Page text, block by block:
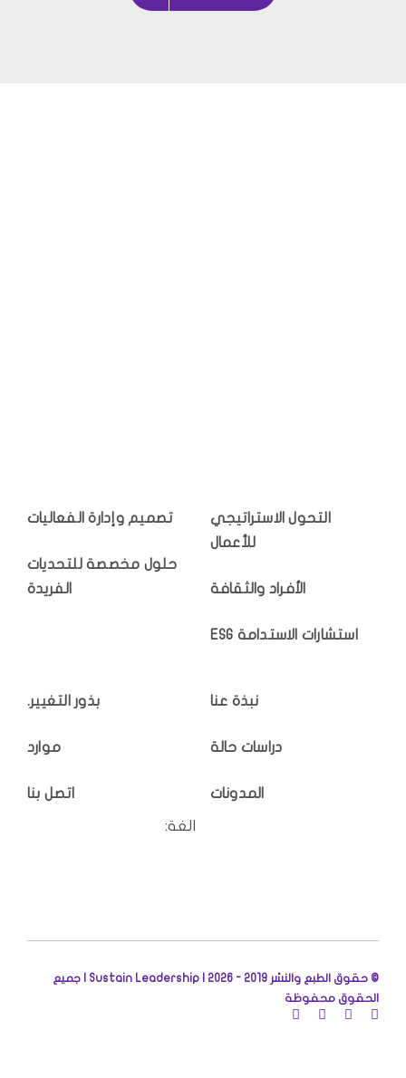
التحول الاستراتيجي
للأعمال
الأفراد والثقافة
استشارات الاستدامة ESG
تصميم وإدارة الفعاليات
حلول مخصصة للتحديات
الفريدة
نبذة عنا
دراسات حالة
المدونات
بذور التغيير.
موارد
اتصل بنا
الغة:
© حقوق الطبع والنشر 2019 - 2026 |
Sustain Leadership | جميع
الحقوق محفوظة